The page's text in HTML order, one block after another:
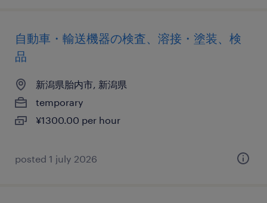
自動車・輸送機器の検査、溶接・塗装、検
品
新潟県胎内市, 新潟県
temporary
¥1300.00 per hour
posted 1 july 2026